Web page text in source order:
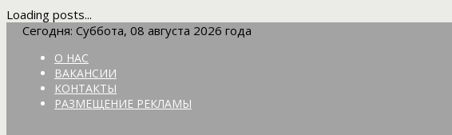
Loading posts...
Сегодня: Суббота, 08 августа 2026 года
О НАС
ВАКАНСИИ
КОНТАКТЫ
РАЗМЕЩЕНИЕ РЕКЛАМЫ